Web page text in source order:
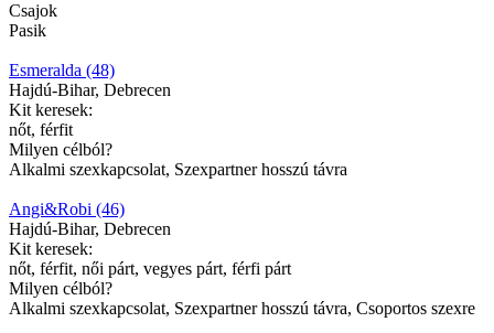
Csajok
Pasik
Esmeralda (48)
Hajdú-Bihar, Debrecen
Kit keresek:
nőt, férfit
Milyen célból?
Alkalmi szexkapcsolat, Szexpartner hosszú távra
Angi&Robi (46)
Hajdú-Bihar, Debrecen
Kit keresek:
nőt, férfit, női párt, vegyes párt, férfi párt
Milyen célból?
Alkalmi szexkapcsolat, Szexpartner hosszú távra, Csoportos szexre